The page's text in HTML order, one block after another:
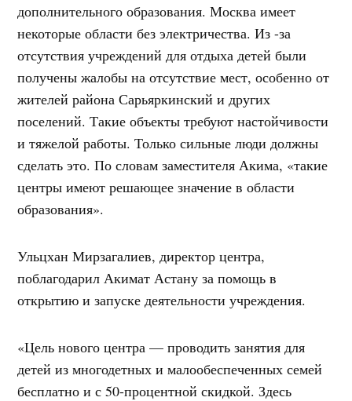
дополнительного образования. Москва имеет
некоторые области без электричества. Из -за
отсутствия учреждений для отдыха детей были
получены жалобы на отсутствие мест, особенно от
жителей района Сарьяркинский и других
поселений. Такие объекты требуют настойчивости
и тяжелой работы. Только сильные люди должны
сделать это. По словам заместителя Акима, «такие
центры имеют решающее значение в области
образования».
Ульцхан Мирзагалиев, директор центра,
поблагодарил Акимат Астану за помощь в
открытию и запуске деятельности учреждения.
«Цель нового центра — проводить занятия для
детей из многодетных и малообеспеченных семей
бесплатно и с 50-процентной скидкой. Здесь